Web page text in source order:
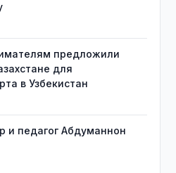
предложили
для
в Узбекистан
и педагог Абдуманнон